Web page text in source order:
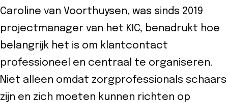
Caroline van Voorthuysen, was sinds 2019
projectmanager van het KIC, benadrukt hoe
belangrijk het is om klantcontact
professioneel en centraal te organiseren.
Niet alleen omdat zorgprofessionals schaars
zijn en zich moeten kunnen richten op